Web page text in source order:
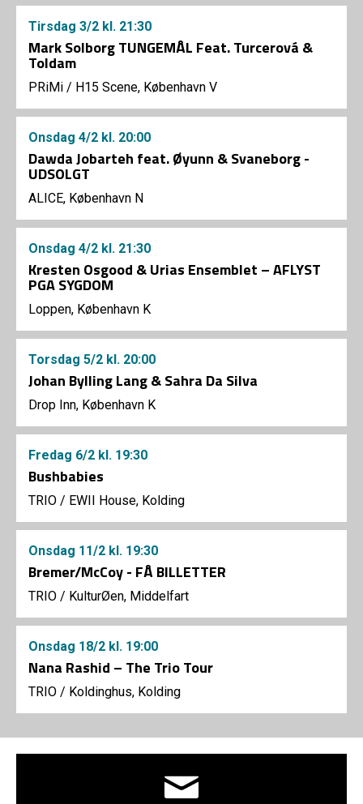
Tirsdag 3/2 kl. 21:30
Mark Solborg TUNGEMÅL Feat. Turcerová &
Toldam
PRiMi / H15 Scene, København V
Onsdag 4/2 kl. 20:00
Dawda Jobarteh feat. Øyunn & Svaneborg -
UDSOLGT
ALICE, København N
Onsdag 4/2 kl. 21:30
Kresten Osgood & Urias Ensemblet – AFLYST
PGA SYGDOM
Loppen, København K
Torsdag 5/2 kl. 20:00
Johan Bylling Lang & Sahra Da Silva
Drop Inn, København K
Fredag 6/2 kl. 19:30
Bushbabies
TRIO / EWII House, Kolding
Onsdag 11/2 kl. 19:30
Bremer/McCoy - FÅ BILLETTER
TRIO / KulturØen, Middelfart
Onsdag 18/2 kl. 19:00
Nana Rashid – The Trio Tour
TRIO / Koldinghus, Kolding